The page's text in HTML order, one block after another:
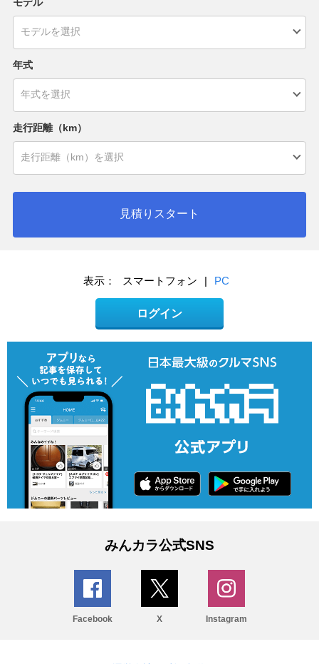
年式
走行距離（km）
見積りスタート
表示： スマートフォン | PC
ログイン
みんカラ公式SNS
Facebook X Instagram